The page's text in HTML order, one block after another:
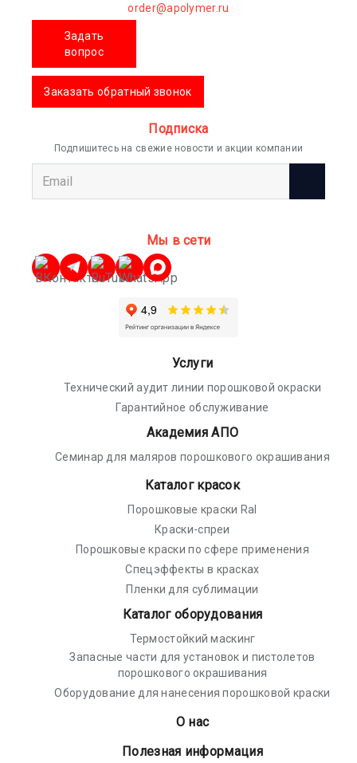
order@apolymer.ru
Задать
вопрос
Заказать обратный звонок
Подписка
Подпишитесь на свежие новости и акции компании
Мы в сети
Услуги
Технический аудит линии порошковой окраски
Гарантийное обслуживание
Академия АПО
Семинар для маляров порошкового окрашивания
Каталог красок
Порошковые краски Ral
Краски-спреи
Порошковые краски по сфере применения
Спецэффекты в красках
Пленки для сублимации
Каталог оборудования
Термостойкий маскинг
Запасные части для установок и пистолетов
порошкового окрашивания
Оборудование для нанесения порошковой краски
О нас
Полезная информация